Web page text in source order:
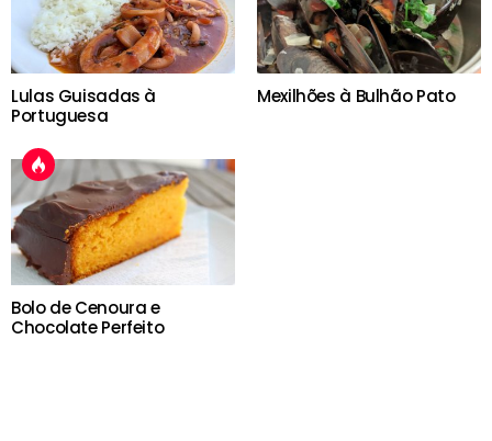
Lulas Guisadas à
Portuguesa
Mexilhões à Bulhão Pato
Bolo de Cenoura e
Chocolate Perfeito